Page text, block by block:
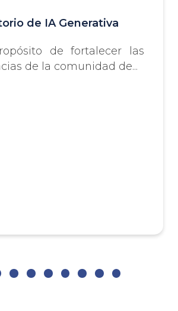
de IA Generativa
de fortalecer las
de la comunidad de...